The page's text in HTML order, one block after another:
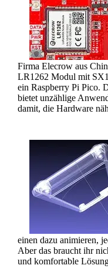
Firma Elecrow aus
LR1262 Modul mit
ein Raspberry Pi Pico.
bietet unzählige
damit, die Hardware
einen dazu animieren,
Aber das braucht ihr
und komfortable